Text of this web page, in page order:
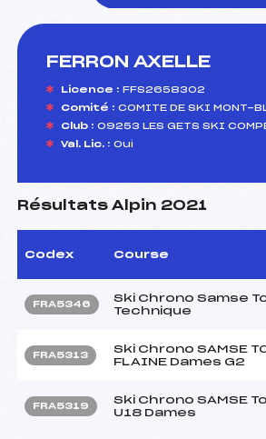
FERRON AXELLE
Licence : FFS2658302
Comité : COMITE DE SKI MONT-
Club : 09253 LES GETS SKI
Val. Lic. : Oui
Résultats Alpin 2021
Codex Course
FRA5346
Ski Chrono Samse
Technique
FRA5313
Ski Chrono SAMSE
FLAINE Dames G2
FRA5319
Ski Chrono SAMSE
U18 Dames